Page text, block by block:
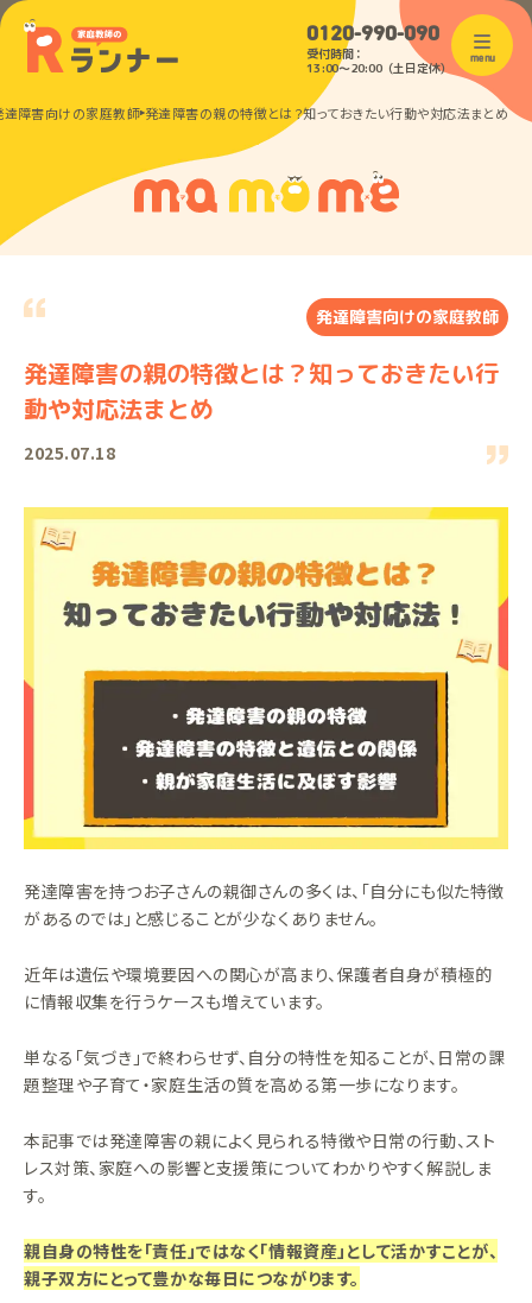
0120-990-090
受付時間：
13:00〜20:00（土日定休）
menu
達障害向けの家庭教師 発達障害の親の特徴とは？知っておきたい行動や対応法まとめ
発達障害向けの家庭教師
発達障害の親の特徴とは？知っておきたい行
動や対応法まとめ
2025.07.18
発達障害を持つお子さんの親御さんの多くは、「自分にも似た特徴
があるのでは」と感じることが少なくありません。
近年は遺伝や環境要因への関心が高まり、保護者自身が積極的
に情報収集を行うケースも増えています。
単なる「気づき」で終わらせず、自分の特性を知ることが、日常の課
題整理や子育て・家庭生活の質を高める第一歩になります。
本記事では発達障害の親によく見られる特徴や日常の行動、スト
レス対策、家庭への影響と支援策についてわかりやすく解説しま
す。
親自身の特性を「責任」ではなく「情報資産」として活かすことが、
親子双方にとって豊かな毎日につながります。